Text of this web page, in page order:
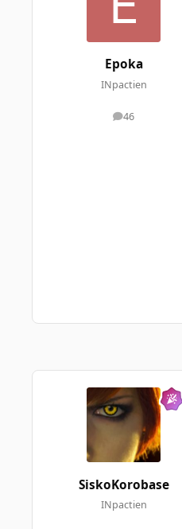
Epoka
INpactien
46
messages
SiskoKorobase
INpactien